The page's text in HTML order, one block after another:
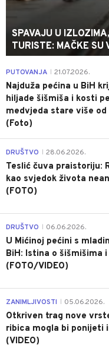
SPAVAJU U
TURISTE: MAČKE
PUTOVANJA 21.07.2026.
Najduža pećina u BiH
hiljade šišmiša i kosti
medvjeda stare više
(Foto)
DRUŠTVO 28.06.2026.
Teslić čuva praistoriju:
kao svjedok života
(FOTO)
DRUŠTVO 06.06.2026.
U Mićinoj pećini s
BiH: Istina o šišmišima
(FOTO/VIDEO)
ZANIMLJIVOSTI 05.06.2026.
Otkriven trag nove
ribica mogla bi ponijeti
(VIDEO)